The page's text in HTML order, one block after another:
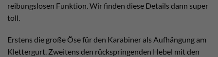
reibungslosen Funktion. Wir finden diese Details dann super
toll.
Erstens die große Öse für den Karabiner als Aufhängung am
Klettergurt. Zweitens den rückspringenden Hebel mit den